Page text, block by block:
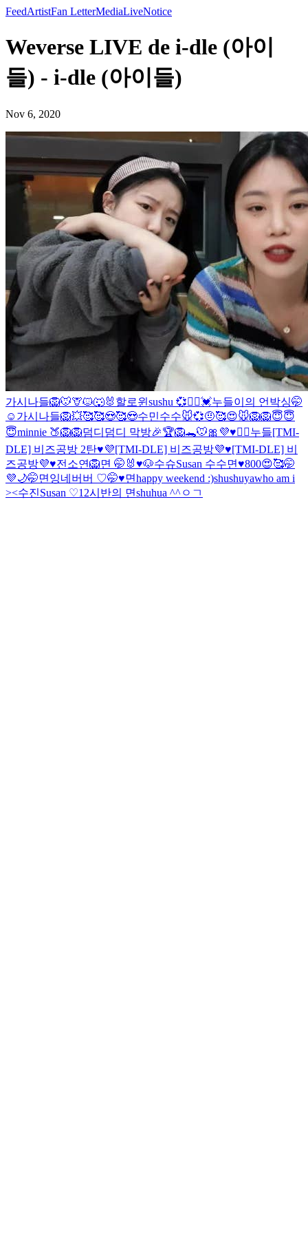
FeedArtistFan LetterMediaLiveNotice
Weverse LIVE de i-dle (아이
들) - i-dle (아이들)
Nov 6, 2020
가시나들🦁🐭🦒🐱🐺🐰할로윈 sushu 💞👯‍♀️💓누들이의 언박싱🤭
☺ 가시나들🦁💥🥰🥰😍🥰😍수민수수🐭💞🤨🥰😍🐭🦁🦁😇😇
😇minnie 🍑🦁🦁덤디덤디 막방🎉🏆🦁🐊🐭🎀 💜♥️🙇‍♀️누들[TMI-
DLE] 비즈공방 2탄♥️💜[TMI-DLE] 비즈공방💜♥️[TMI-DLE] 비
즈공방💜♥️전소연🦁면 🤭 🐰♥️🐶수슈Susan 수수면♥️800😍🥰🤭
💜🌙🤭면잉네버버 ♡🤭♥️면happy weekend :)shushuyawho am i
><수진Susan ♡12시반의 면shuhua ^^ㅇㄱ